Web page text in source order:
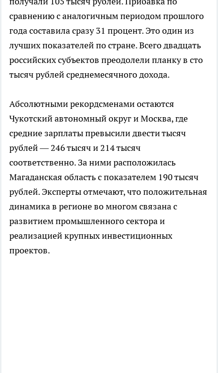
сравнению с аналогичным периодом прошлого
года составила сразу 31 процент. Это один из
лучших показателей по стране. Всего двадцать
российских субъектов преодолели планку в сто
тысяч рублей среднемесячного дохода.
Абсолютными рекордсменами остаются
Чукотский автономный округ и Москва, где
средние зарплаты превысили двести тысяч
рублей — 246 тысяч и 214 тысяч
соответственно. За ними расположилась
Магаданская область с показателем 190 тысяч
рублей. Эксперты отмечают, что положительная
динамика в регионе во многом связана с
развитием промышленного сектора и
реализацией крупных инвестиционных
проектов.